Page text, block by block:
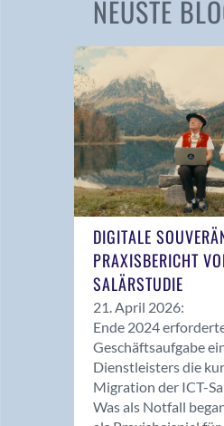
NEUSTE
DIGITALE
PRAXISBERICHT
SALÄRSTUDIE
21. April 2026:
Ende 2024
Geschäftsaufgabe
Dienstleisters die
Migration der ICT-
Was als Notfall